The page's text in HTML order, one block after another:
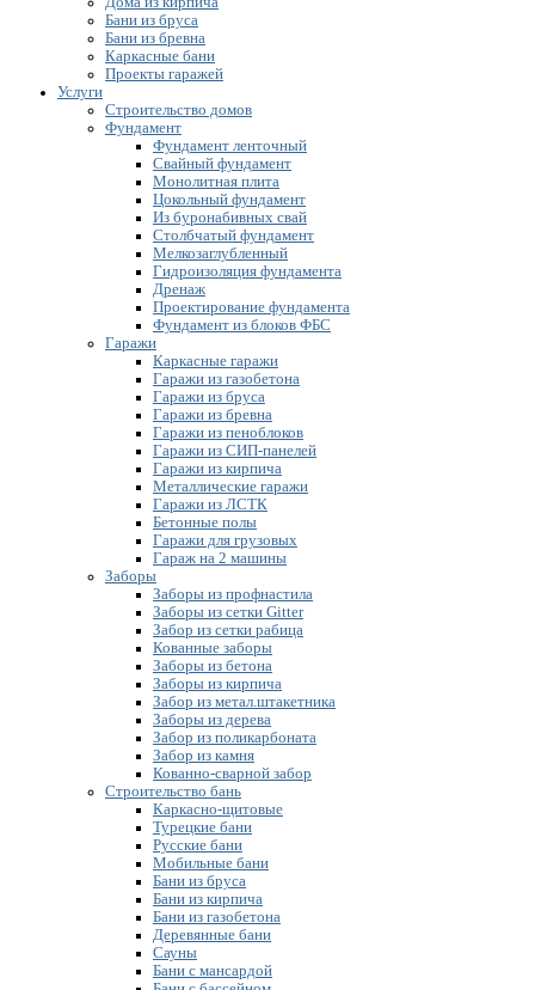
Бани из бруса
Бани из бревна
Каркасные бани
Проекты гаражей
Услуги
Строительство домов
Фундамент
Фундамент ленточный
Свайный фундамент
Монолитная плита
Цокольный фундамент
Из буронабивных свай
Столбчатый фундамент
Мелкозаглубленный
Гидроизоляция фундамента
Дренаж
Проектирование фундамента
Фундамент из блоков ФБС
Гаражи
Каркасные гаражи
Гаражи из газобетона
Гаражи из бруса
Гаражи из бревна
Гаражи из пеноблоков
Гаражи из СИП-панелей
Гаражи из кирпича
Металлические гаражи
Гаражи из ЛСТК
Бетонные полы
Гаражи для грузовых
Гараж на 2 машины
Заборы
Заборы из профнастила
Заборы из сетки Gitter
Забор из сетки рабица
Кованные заборы
Заборы из бетона
Заборы из кирпича
Забор из метал.штакетника
Заборы из дерева
Забор из поликарбоната
Забор из камня
Кованно-сварной забор
Строительство бань
Каркасно-щитовые
Турецкие бани
Русские бани
Мобильные бани
Бани из бруса
Бани из кирпича
Бани из газобетона
Деревянные бани
Сауны
Бани с мансардой